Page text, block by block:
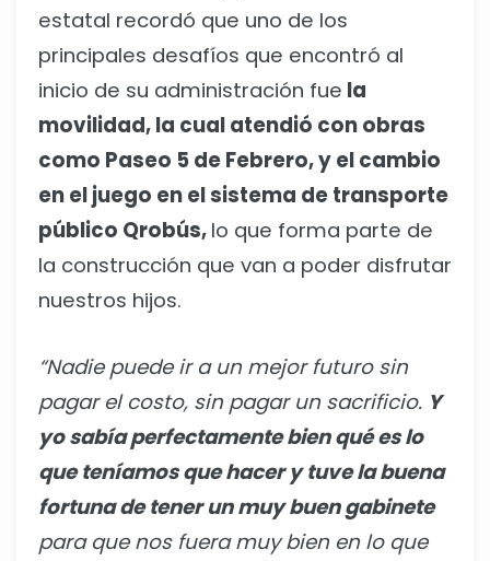
estatal recordó que uno de los
principales desafíos que encontró al
inicio de su administración fue la
movilidad, la cual atendió con obras
como Paseo 5 de Febrero, y el cambio
en el juego en el sistema de transporte
público Qrobús, lo que forma parte de
la construcción que van a poder disfrutar
nuestros hijos.
“Nadie puede ir a un mejor futuro sin
pagar el costo, sin pagar un sacrificio. Y
yo sabía perfectamente bien qué es lo
que teníamos que hacer y tuve la buena
fortuna de tener un muy buen gabinete
para que nos fuera muy bien en lo que